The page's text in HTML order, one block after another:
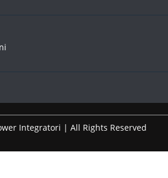
Integratori | All Rights Reserved